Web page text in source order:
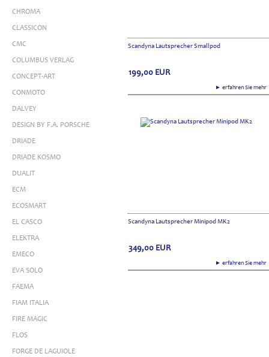
CHROMA
CLASSICON
CMC
COLUMBUS VERLAG
CONCEPT-ART
CONMOTO
DALVEY
DESIGN BY F.A. PORSCHE
DRIADE
DRIADE KOSMO
DUALIT
ECM
ECOSMART
EL CASCO
ELEKTRA
EMECO
EVA SOLO
FAEMA
FIAM ITALIA
FIRE MAGIC
FLOS
FORGE DE LAGUIOLE
Scandyna Lautsprecher Smallpod
► erfahren Sie
199,00 EUR
Scandyna Lautsprecher Minipod MK2
► erfahren Sie
349,00 EUR